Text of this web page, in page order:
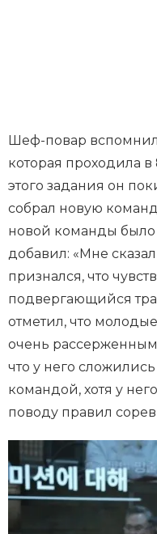
Шеф-повар
которая проходила в
этого задания он
собрал новую
новой команды было
добавил: «Мне
признался, что
подвергающийся
отметил, что
очень
что у него
командой, хотя у
поводу правил